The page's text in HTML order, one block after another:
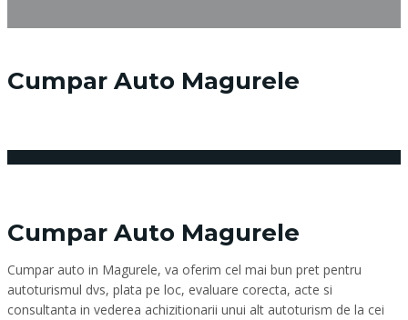
Cumpar Auto Magurele
Cumpar Auto Magurele
Cumpar auto in Magurele, va oferim cel mai bun pret pentru
autoturismul dvs, plata pe loc, evaluare corecta, acte si
consultanta in vederea achizitionarii unui alt autoturism de la cei